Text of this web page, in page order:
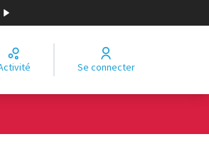
Activité Se connecter